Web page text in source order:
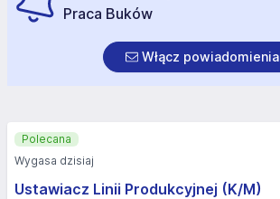
Praca Buków
Włącz powiadomienia
Ustawiacz Linii Produkcyjnej (K/M)
Polecana
Wygasa dzisiaj